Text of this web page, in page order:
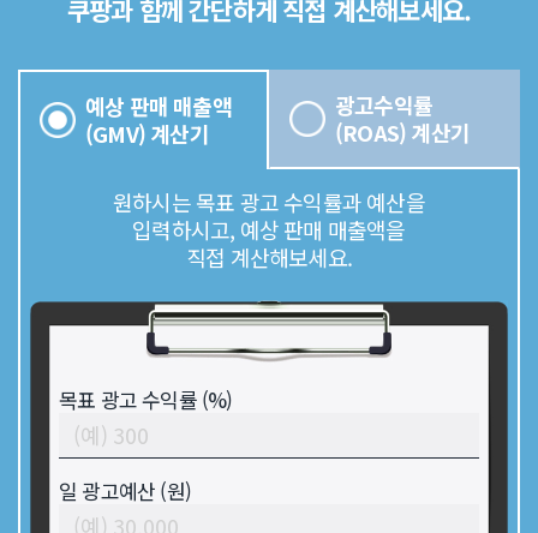
쿠팡과 함께 간단하게 직접 계산해보세요.
예상 판매 매출액
(GMV) 계산기
광고수익률
(ROAS) 계산기
원하시는 목표 광고 수익률과 예산을
입력하시고, 예상 판매 매출액을
직접 계산해보세요.
목표 광고 수익률 (%)
일 광고예산 (원)